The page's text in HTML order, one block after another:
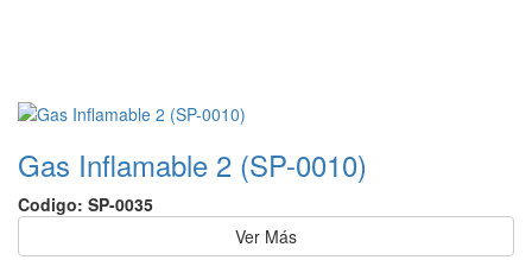
Gas Inflamable 2 (SP-0010)
Codigo: SP-0035
Ver Más